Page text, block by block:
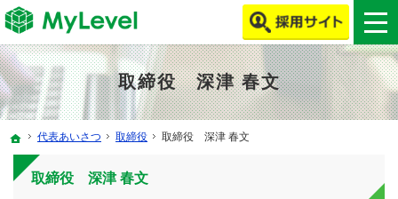
取締役 深津 春文
MyLevelで、ITエンジニア・クリエイターの働き方改革をしよう！
MyLevelは、ITエンジニア・クリエイターの人材不足やミスマッチを解消します！
ホーム
代表あいさつ 取締役 取締役 深津 春文
取締役 深津 春文